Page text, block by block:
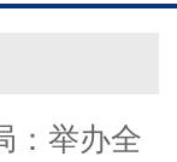
：举办全